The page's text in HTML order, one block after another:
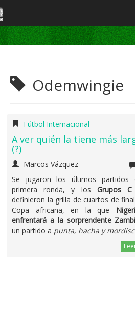
Odemwingie
Fútbol Internacional
A ver quién la tiene más
(?)
Marcos Vázquez
Se jugaron los últimos partidos
primera ronda, y los Grupos
definieron la grilla de cuartos de
Copa africana, en la que
enfrentará a la sorprendente
un partido a punta, hacha y